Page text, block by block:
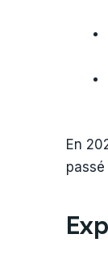
En